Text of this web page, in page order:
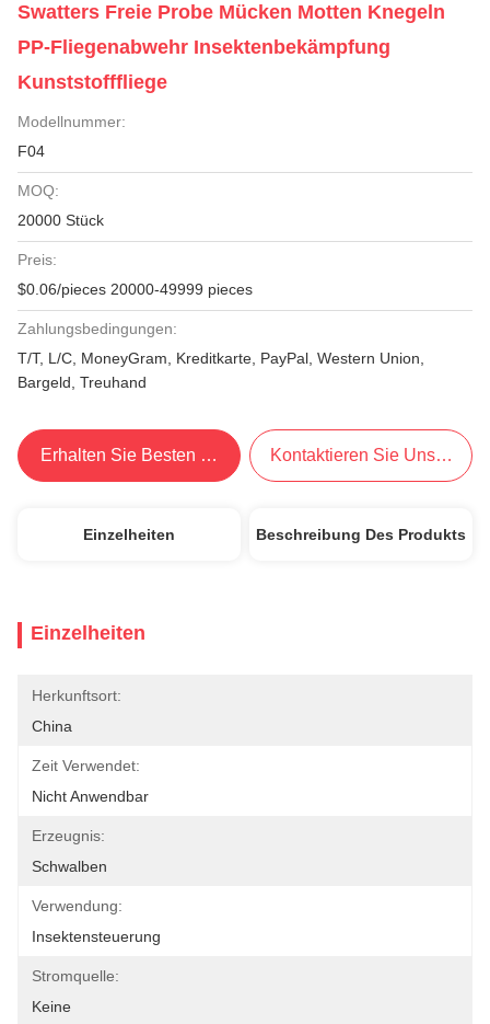
Swatters Freie Probe Mücken Motten Knegeln
PP-Fliegenabwehr Insektenbekämpfung
Kunststofffliege
Modellnummer:
F04
MOQ:
20000 Stück
Preis:
$0.06/pieces 20000-49999 pieces
Zahlungsbedingungen:
T/T, L/C, MoneyGram, Kreditkarte, PayPal, Western Union,
Bargeld, Treuhand
Erhalten Sie Besten Preis Kontaktieren Sie Uns Jetzt
Einzelheiten Beschreibung Des Produkts
Einzelheiten
Herkunftsort:
China
Zeit Verwendet:
Nicht Anwendbar
Erzeugnis:
Schwalben
Verwendung:
Insektensteuerung
Stromquelle:
Keine